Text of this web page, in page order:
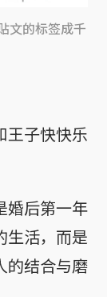
的标签成千
王子快快乐
婚后第一年
生活，而是
的结合与磨